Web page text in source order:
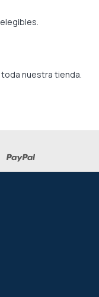
nuestra tienda.